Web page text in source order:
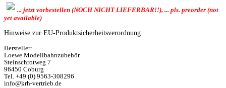
... jetzt vorbestellen (NOCH NICHT LIEFERBAR!!), ... pls. preorder (not
yet available)
Hinweise zur EU-Produktsicherheitsverordnung.
Hersteller:
Loewe Modellbahnzubehör
Steinschrotweg 7
96450 Coburg
Tel. +49 (0) 9563-308296
info@krh-vertrieb.de